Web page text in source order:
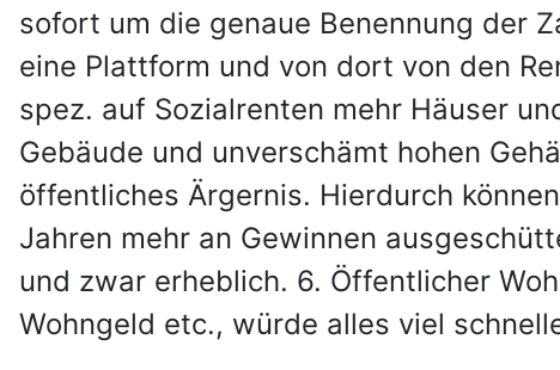
sofort um die genaue Benennung der
eine Plattform und von dort von den
spez. auf Sozialrenten mehr Häuser
Gebäude und unverschämt hohen
öffentliches Ärgernis. Hierdurch
Jahren mehr an Gewinnen
und zwar erheblich. 6. Öffentlicher
Wohngeld etc., würde alles viel